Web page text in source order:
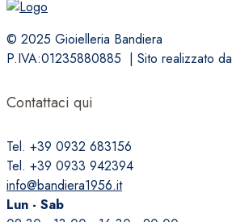
© 2025 Gioielleria Bandiera
P.IVA:01235880885 | Sito realizzato da
Contattaci qui
Tel. +39 0932 683156
Tel. +39 0933 942394
info@bandiera1956.it
Lun - Sab